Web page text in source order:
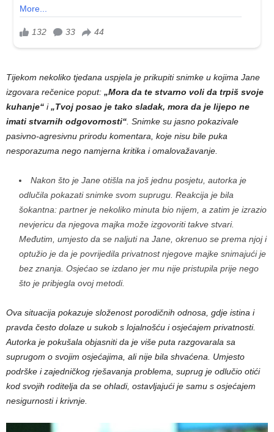
Tijekom nekoliko tjedana uspjela je prikupiti snimke u kojima Jane
izgovara rečenice poput: „Mora da te stvarno voli da trpiš svoje
kuhanje“ i„Tvoj posao je tako sladak, mora da je lijepo ne
imati stvarnih odgovornosti“. Snimke su jasno pokazivale
pasivno-agresivnu prirodu komentara, koje nisu bile puka
nesporazuma nego namjerna kritika i omalovažavanje.
Nakon što je Jane otišla na još jednu posjetu, autorka je
odlučila pokazati snimke svom suprugu. Reakcija je bila
šokantna: partner je nekoliko minuta bio nijem, a zatim je izrazio
nevjericu da njegova majka može izgovoriti takve stvari.
Međutim, umjesto da se naljuti na Jane, okrenuo se prema njoj i
optužio je da je povrijedila privatnost njegove majke snimajući je
bez znanja. Osjećao se izdano jer mu nije pristupila prije nego
što je pribjegla ovoj metodi.
Ova situacija pokazuje složenost porodičnih odnosa, gdje istina i
pravda često dolaze u sukob s lojalnošću i osjećajem privatnosti.
Autorka je pokušala objasniti da je više puta razgovarala sa
suprugom o svojim osjećajima, ali nije bila shvaćena. Umjesto
podrške i zajedničkog rješavanja problema, suprug je odlučio otići
kod svojih roditelja da se ohladi, ostavljajući je samu s osjećajem
nesigurnosti i krivnje.